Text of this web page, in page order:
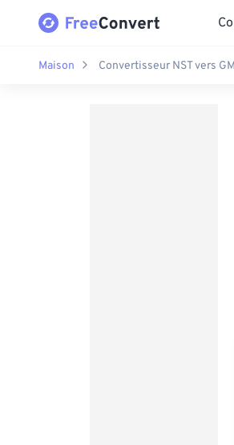
Maison Convertisseur NST vers